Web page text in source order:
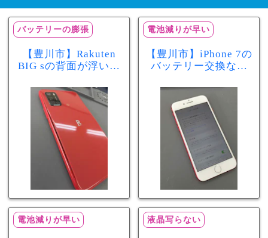
バッテリーの膨張
【豊川市】Rakuten
BIG sの背面が浮いて
リー膨張のサインか
もしれません！バッ
テリー交換修理事例
電池減りが早い
【豊川市】iPhone 7の
バッテリー交換なら
最大容量70％で電池
の減りが早い症状も
当日60分で改善
電池減りが早い 液晶写らない